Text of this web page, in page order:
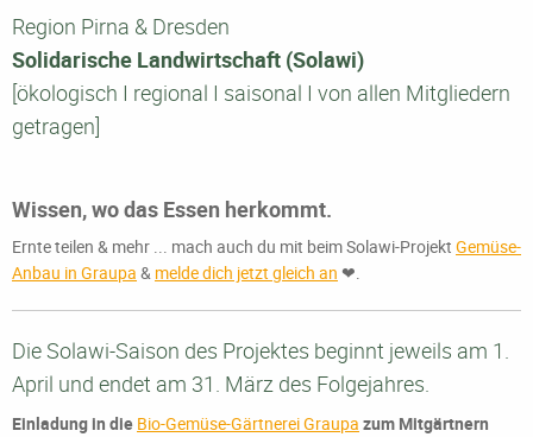
Region Pirna & Dresden
Solidarische Landwirtschaft (Solawi)
[ökologisch I regional I saisonal I von allen Mitgliedern
getragen]
Wissen, wo das Essen herkommt.
Ernte teilen & mehr ... mach auch du mit beim Solawi-Projekt Gemüse-
Anbau in Graupa & melde dich jetzt gleich an ❤.
Die Solawi-Saison des Projektes beginnt jeweils am 1.
April und endet am 31. März des Folgejahres.
Einladung in die Bio-Gemüse-Gärtnerei Graupa zum Mitgärtnern